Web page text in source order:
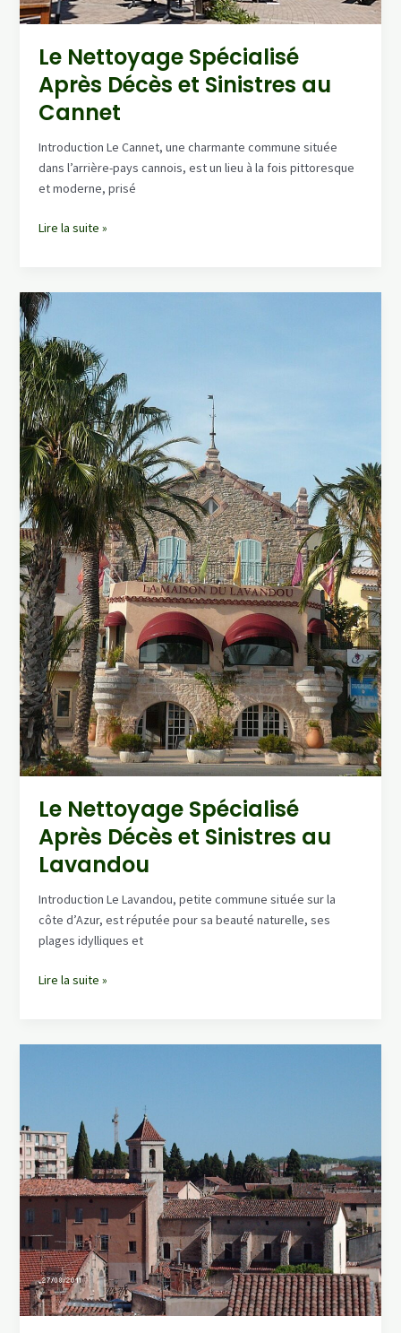
Le Nettoyage Spécialisé
Après Décès et Sinistres au
Cannet
Introduction Le Cannet, une charmante commune située
dans l’arrière-pays cannois, est un lieu à la fois pittoresque
et moderne, prisé
Le
Décès
et
Sinistres
au
Cannet
Lire la suite »
Le Nettoyage Spécialisé
Après Décès et Sinistres au
Lavandou
Introduction Le Lavandou, petite commune située sur la
côte d’Azur, est réputée pour sa beauté naturelle, ses
plages idylliques et
Le
Après
Lavandou
Lire la suite »